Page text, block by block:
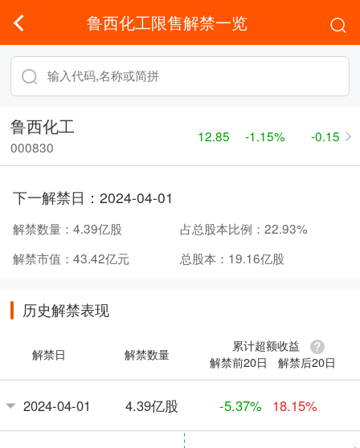
鲁西化工限售解禁一览
鲁西化工
000830
12.85 -1.15% -0.15
下一解禁日： 2024-04-01
解禁数量： 4.39亿股 占总股本比例： 22.93%
解禁市值： 43.42亿元 总股本： 19.16亿股
历史解禁表现
解禁日 解禁数量
累计超额收益
解禁前20日
解禁后20日
2024-04-01 4.39亿股 -5.37% 18.15%